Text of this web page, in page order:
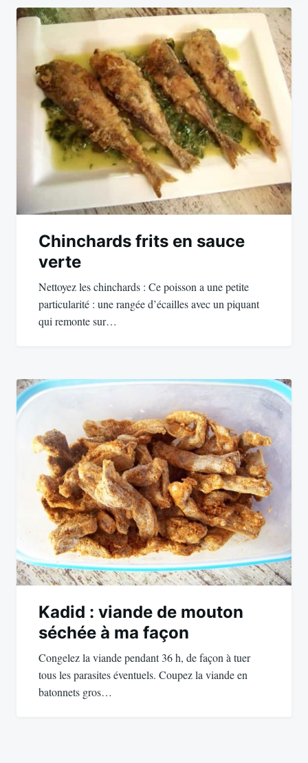
Navigation
de
l’article
Chinchards frits en sauce
verte
Nettoyez les chinchards : Ce poisson a une petite
particularité : une rangée d’écailles avec un piquant
qui remonte sur…
Kadid : viande de mouton
séchée à ma façon
Congelez la viande pendant 36 h, de façon à tuer
tous les parasites éventuels. Coupez la viande en
batonnets gros…